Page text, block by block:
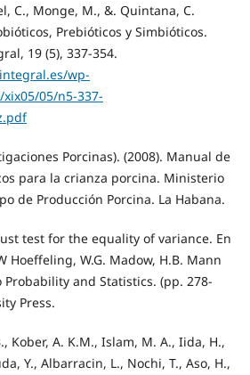
C., Monge, M., &. Quintana, C.
Prebióticos y Simbióticos.
19 (5), 337-354.
wp-
05/n5-337-
Porcinas). (2008). Manual de
para la crianza porcina. Ministerio
de Producción Porcina. La Habana.
test for the equality of variance. En
Hoeffeling, W.G. Madow, H.B. Mann
and Statistics. (pp. 278-
Press.
Kober, A. K.M., Islam, M. A., Iida, H.,
Y., Albarracin, L., Nochi, T., Aso, H.,